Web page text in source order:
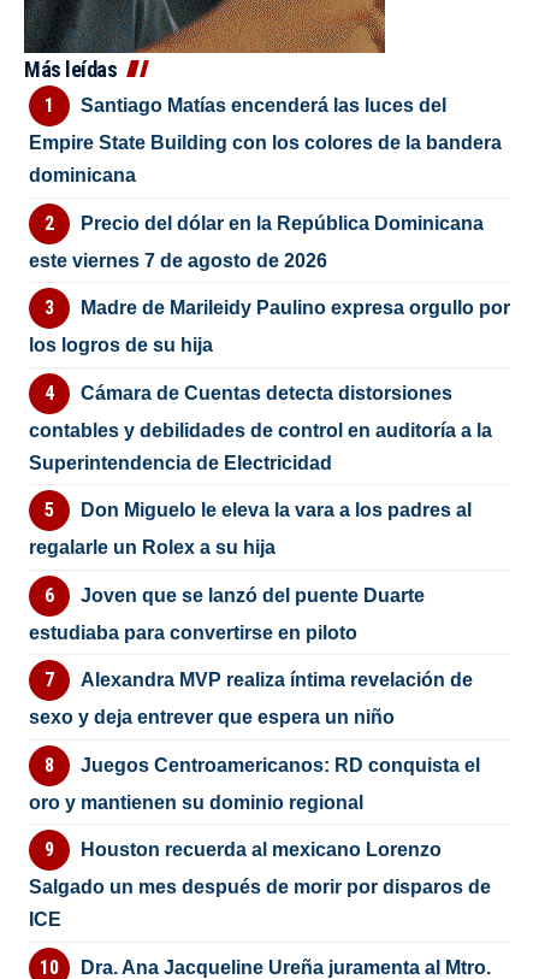
Más leídas
Santiago Matías encenderá las luces del
Empire State Building con los colores de la bandera
dominicana
Precio del dólar en la República Dominicana
este viernes 7 de agosto de 2026
Madre de Marileidy Paulino expresa orgullo por
los logros de su hija
Cámara de Cuentas detecta distorsiones
contables y debilidades de control en auditoría a la
Superintendencia de Electricidad
Don Miguelo le eleva la vara a los padres al
regalarle un Rolex a su hija
Joven que se lanzó del puente Duarte
estudiaba para convertirse en piloto
Alexandra MVP realiza íntima revelación de
sexo y deja entrever que espera un niño
Juegos Centroamericanos: RD conquista el
oro y mantienen su dominio regional
Houston recuerda al mexicano Lorenzo
Salgado un mes después de morir por disparos de
ICE
Dra. Ana Jacqueline Ureña juramenta al Mtro.